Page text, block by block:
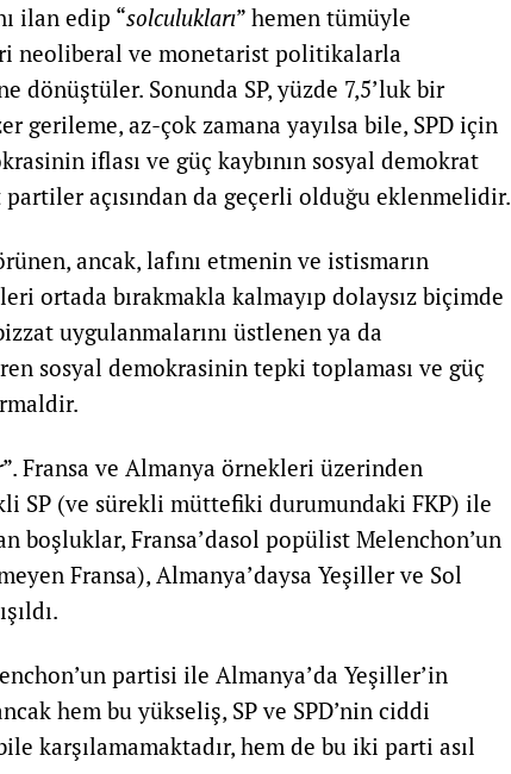
ilan edip “solculukları” hemen tümüyle
neoliberal ve monetarist politikalarla
dönüştüler. Sonunda SP, yüzde 7,5’luk bir
gerileme, az-çok zamana yayılsa bile, SPD için
iflası ve güç kaybının sosyal demokrat
açısından da geçerli olduğu eklenmelidir.
ancak, lafını etmenin ve istismarın
ortada bırakmakla kalmayıp dolaysız biçimde
uygulanmalarını üstlenen ya da
sosyal demokrasinin tepki toplaması ve güç
”. Fransa ve Almanya örnekleri üzerinden
SP (ve sürekli müttefiki durumundaki FKP) ile
boşluklar, Fransa’dasol popülist Melenchon’un
Fransa), Almanya’daysa Yeşiller ve Sol
partisi ile Almanya’da Yeşiller’in
hem bu yükseliş, SP ve SPD’nin ciddi
karşılamamaktadır, hem de bu iki parti asıl